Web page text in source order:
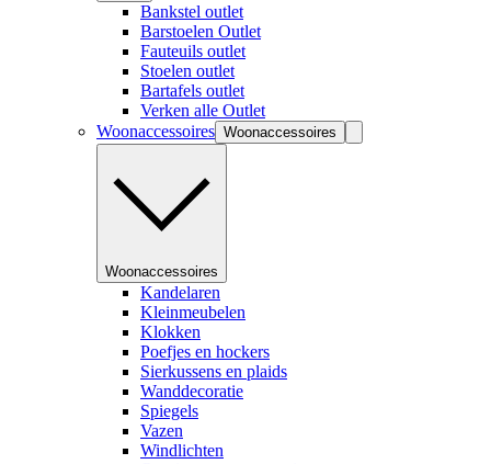
Bankstel outlet
Barstoelen Outlet
Fauteuils outlet
Stoelen outlet
Bartafels outlet
Verken alle Outlet
Woonaccessoires Woonaccessoires
Woonaccessoires
Kandelaren
Kleinmeubelen
Klokken
Poefjes en hockers
Sierkussens en plaids
Wanddecoratie
Spiegels
Vazen
Windlichten